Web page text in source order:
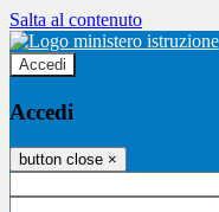
Salta al contenuto
Accedi
Accedi
button close ×